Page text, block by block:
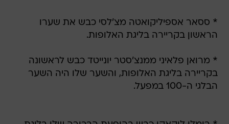
* ססאר אספיליקואטה מצ'לסי כבש את שערו
הראשון בקריירה בליגת האלופות.
* מרואן פלאיני ממנצ'סטר יונייטד כבש לראשונה
בקריירה בליגת האלופות, והשער שלו היה השער
הבלגי ה-100 במפעל.